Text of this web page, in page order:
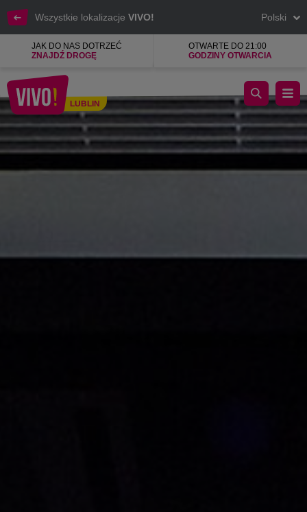
Wszystkie lokalizacje VIVO! Polski
JAK DO NAS DOTRZEĆ
ZNAJDŹ DROGĘ
OTWARTE DO 21:00
GODZINY OTWARCIA
Lublin
LUBLIN
Biedronka - codziennie niskie ceny